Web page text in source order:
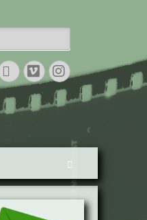
E-
Mail
VimeoInstagram